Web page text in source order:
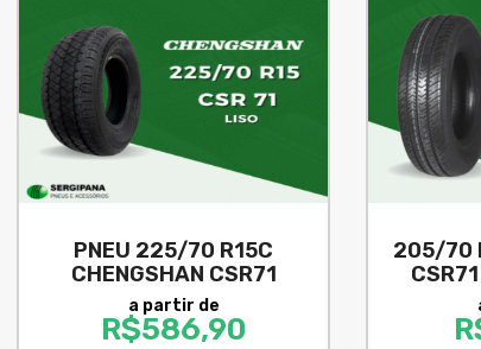
PNEU 225/70 R15C
CHENGSHAN CSR71
a partir de
R$586,90
205/70